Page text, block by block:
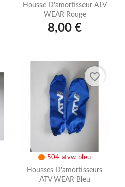
Housse D'amortisseur ATV
WEAR Rouge
8,00 €
504-atvw-bleu
Housses D'amortisseurs
ATV WEAR Bleu
favorite_border